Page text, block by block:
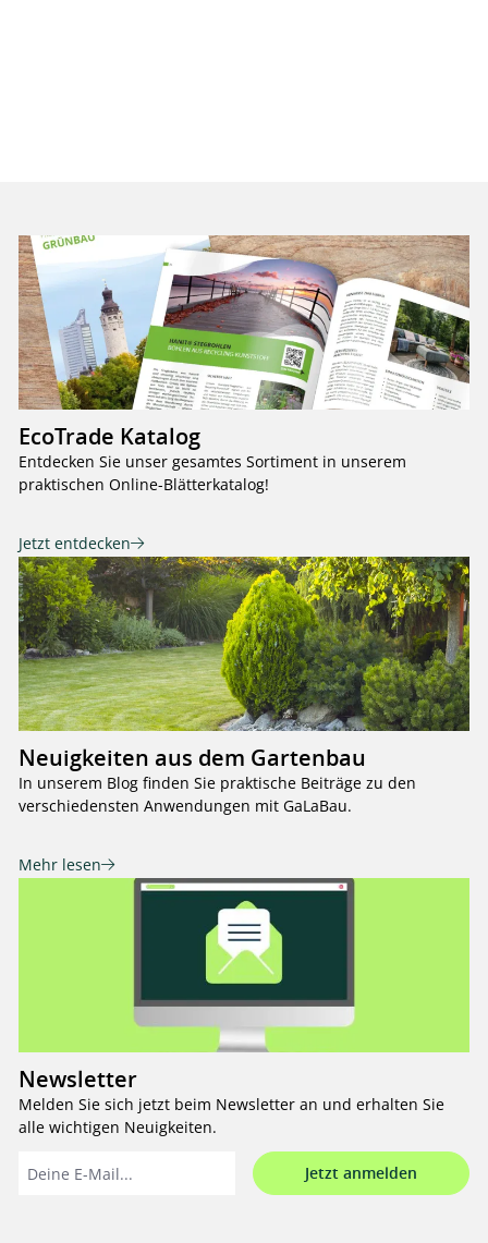
EcoTrade Katalog
Entdecken Sie unser gesamtes Sortiment in unserem
praktischen Online-Blätterkatalog!
Jetzt entdecken
Neuigkeiten aus dem Gartenbau
In unserem Blog finden Sie praktische Beiträge zu den
verschiedensten Anwendungen mit GaLaBau.
Mehr lesen
Newsletter
Melden Sie sich jetzt beim Newsletter an und erhalten Sie
alle wichtigen Neuigkeiten.
Jetzt anmelden